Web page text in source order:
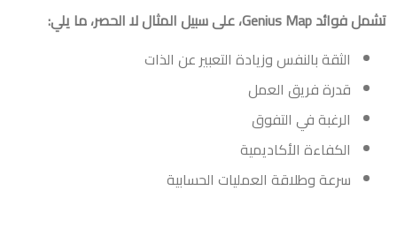
تشمل فوائد Genius Map، على سبيل المثال لا الحصر، ما يلي:
الثقة بالنفس وزيادة التعبير عن الذات
قدرة فريق العمل
الرغبة في التفوق
الكفاءة الأكاديمية
سرعة وطلاقة العمليات الحسابية